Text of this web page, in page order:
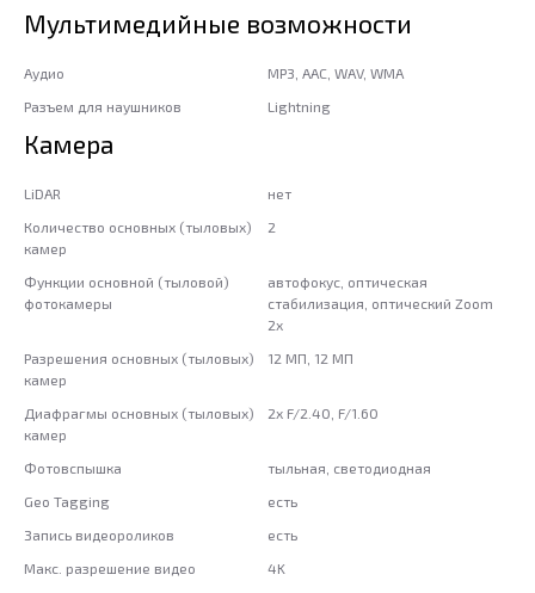
Мультимедийные возможности
Аудио
MP3, AAC, WAV, WMA
Разъем для наушников
Lightning
Камера
LiDAR
нет
Количество основных (тыловых)
камер
2
Функции основной (тыловой)
фотокамеры
автофокус, оптическая
стабилизация, оптический Zoom
2x
Разрешения основных (тыловых)
камер
12 МП, 12 МП
Диафрагмы основных (тыловых)
камер
2x F/2.40, F/1.60
Фотовспышка
тыльная, светодиодная
Geo Tagging
есть
Запись видеороликов
есть
Макс. разрешение видео
4K